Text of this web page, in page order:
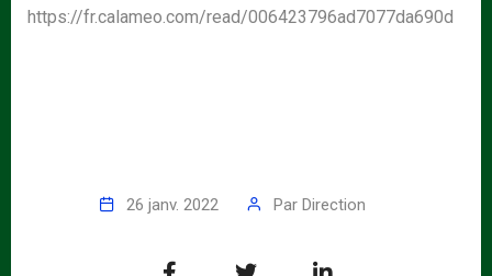
https://fr.calameo.com/read/006423796ad7077da690d
26 janv. 2022 Par Direction